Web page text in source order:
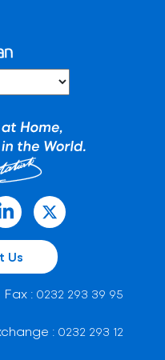
Us
Fax : 0232 293 39 95
: 0232 293 12